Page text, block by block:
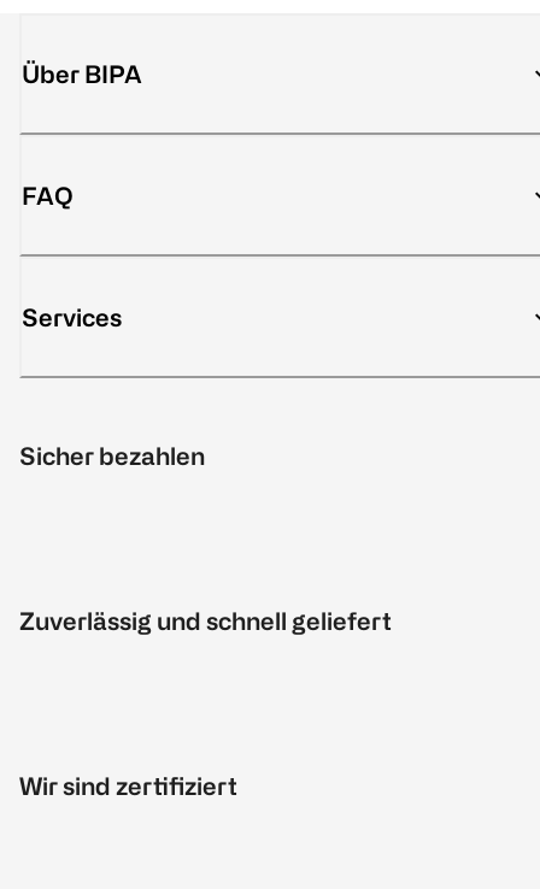
Über BIPA
FAQ
Services
Sicher bezahlen
Zuverlässig und schnell geliefert
Wir sind zertifiziert